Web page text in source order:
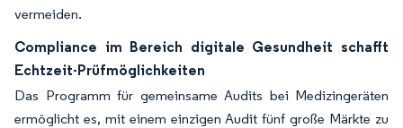
vermeiden.
Compliance im Bereich digitale Gesundheit schafft
Echtzeit-Prüfmöglichkeiten
Das Programm für gemeinsame Audits bei Medizingeräten
ermöglicht es, mit einem einzigen Audit fünf große Märkte zu